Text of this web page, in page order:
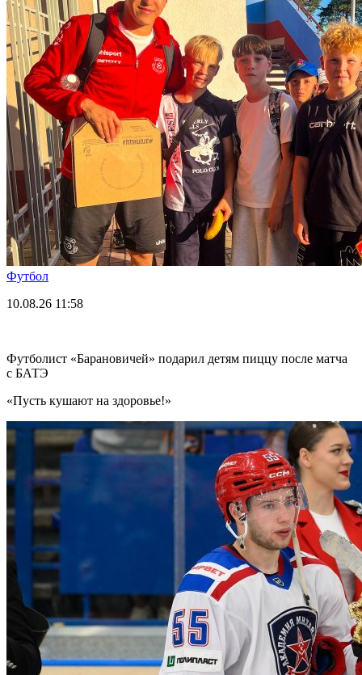
Футбол
10.08.26 11:58
Футболист «Барановичей» подарил детям пиццу после матча
с БАТЭ
«Пусть кушают на здоровье!»